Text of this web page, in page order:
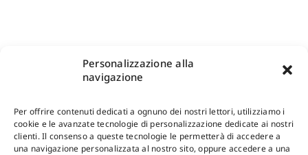
Personalizzazione alla
navigazione
Per offrire contenuti dedicati a ognuno dei nostri lettori, utilizziamo i
cookie e le avanzate tecnologie di personalizzazione dedicate ai nostri
clienti. Il consenso a queste tecnologie le permetterà di accedere a
una navigazione personalizzata al nostro sito, oppure accedere a una